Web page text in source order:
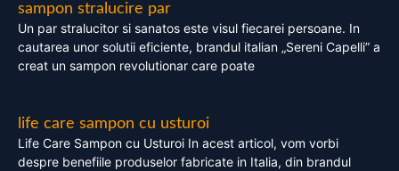
sampon stralucire par
Un par stralucitor si sanatos este visul fiecarei persoane. In
cautarea unor solutii eficiente, brandul italian „Sereni Capelli” a
creat un sampon revolutionar care poate
life care sampon cu usturoi
Life Care Sampon cu Usturoi In acest articol, vom vorbi
despre benefiile produselor fabricate in Italia, din brandul